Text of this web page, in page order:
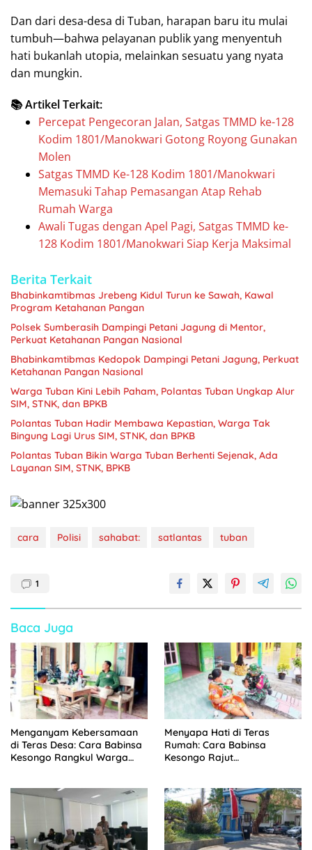
Dan dari desa-desa di Tuban, harapan baru itu mulai
tumbuh—bahwa pelayanan publik yang menyentuh
hati bukanlah utopia, melainkan sesuatu yang nyata
dan mungkin.
📚 Artikel Terkait:
Percepat Pengecoran Jalan, Satgas TMMD ke-128
Kodim 1801/Manokwari Gotong Royong Gunakan
Molen
Satgas TMMD Ke-128 Kodim 1801/Manokwari
Memasuki Tahap Pemasangan Atap Rehab
Rumah Warga
Awali Tugas dengan Apel Pagi, Satgas TMMD ke-
128 Kodim 1801/Manokwari Siap Kerja Maksimal
Berita Terkait
Bhabinkamtibmas Jrebeng Kidul Turun ke Sawah, Kawal
Program Ketahanan Pangan
Polsek Sumberasih Dampingi Petani Jagung di Mentor,
Perkuat Ketahanan Pangan Nasional
Bhabinkamtibmas Kedopok Dampingi Petani Jagung, Perkuat
Ketahanan Pangan Nasional
Warga Tuban Kini Lebih Paham, Polantas Tuban Ungkap Alur
SIM, STNK, dan BPKB
Polantas Tuban Hadir Membawa Kepastian, Warga Tak
Bingung Lagi Urus SIM, STNK, dan BPKB
Polantas Tuban Bikin Warga Tuban Berhenti Sejenak, Ada
Layanan SIM, STNK, BPKB
cara Polisi sahabat: satlantas tuban
1
Baca Juga
Menganyam Kebersamaan
di Teras Desa: Cara Babinsa
Kesongo Rangkul Warga
Menyapa Hati di Teras
Rumah: Cara Babinsa
Kesongo Rajut